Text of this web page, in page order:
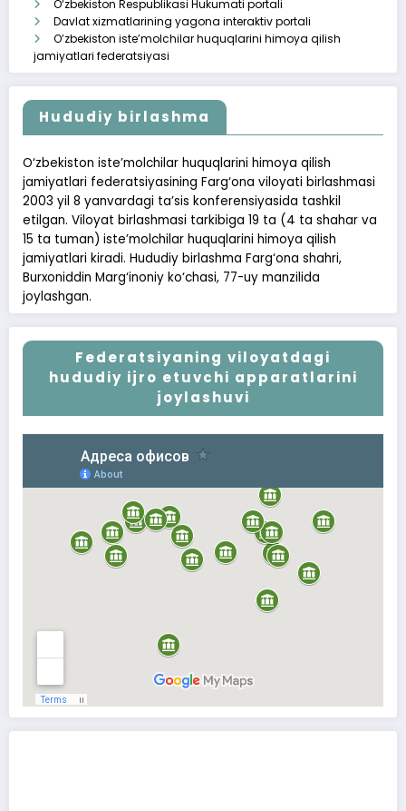
O‘zbekiston Respublikasi Hukumati portali
Davlat xizmatlarining yagona interaktiv portali
O’zbekiston iste’molchilar huquqlarini himoya qilish
jamiyatlari federatsiyasi
Hududiy birlashma
O‘zbekiston iste’molchilar huquqlarini himoya qilish
jamiyatlari federatsiyasining Farg‘ona viloyati birlashmasi
2003 yil 8 yanvardagi ta’sis konferensiyasida tashkil
etilgan. Viloyat birlashmasi tarkibiga 19 ta (4 ta shahar va
15 ta tuman) iste’molchilar huquqlarini himoya qilish
jamiyatlari kiradi. Hududiy birlashma Farg‘ona shahri,
Burxoniddin Marg‘inoniy ko‘chasi, 77-uy manzilida
joylashgan.
Federatsiyaning viloyatdagi
hududiy ijro etuvchi apparatlarini
joylashuvi